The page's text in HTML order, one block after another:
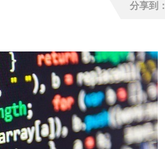
分享到：